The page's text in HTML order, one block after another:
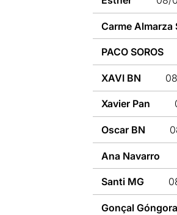
Carme Almarza
PACO SOROS
XAVI BN
Xavier Pan
Oscar BN
Ana Navarro
Santi MG
Gonçal Góngora